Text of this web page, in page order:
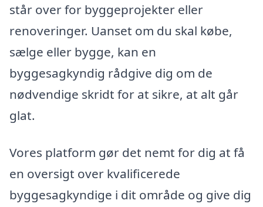
står over for byggeprojekter eller
renoveringer. Uanset om du skal købe,
sælge eller bygge, kan en
byggesagkyndig rådgive dig om de
nødvendige skridt for at sikre, at alt går
glat.
Vores platform gør det nemt for dig at få
en oversigt over kvalificerede
byggesagkyndige i dit område og give dig